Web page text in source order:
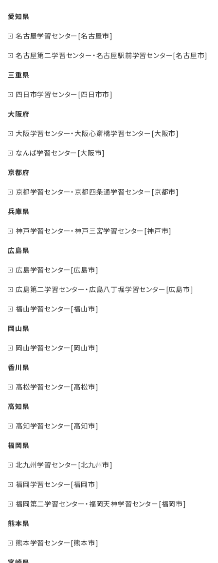
愛知県
名古屋学習センター[名古屋市]
名古屋第二学習センター・名古屋駅前学習センター[名古屋市]
三重県
四日市学習センター[四日市市]
大阪府
大阪学習センター・大阪心斎橋学習センター[大阪市]
なんば学習センター[大阪市]
京都府
京都学習センター・京都四条通学習センター[京都市]
兵庫県
神戸学習センター・神戸三宮学習センター[神戸市]
広島県
広島学習センター[広島市]
広島第二学習センター・広島八丁堀学習センター[広島市]
福山学習センター[福山市]
岡山県
岡山学習センター[岡山市]
香川県
高松学習センター[高松市]
高知県
高知学習センター[高知市]
福岡県
北九州学習センター[北九州市]
福岡学習センター[福岡市]
福岡第二学習センター・福岡天神学習センター[福岡市]
熊本県
熊本学習センター[熊本市]